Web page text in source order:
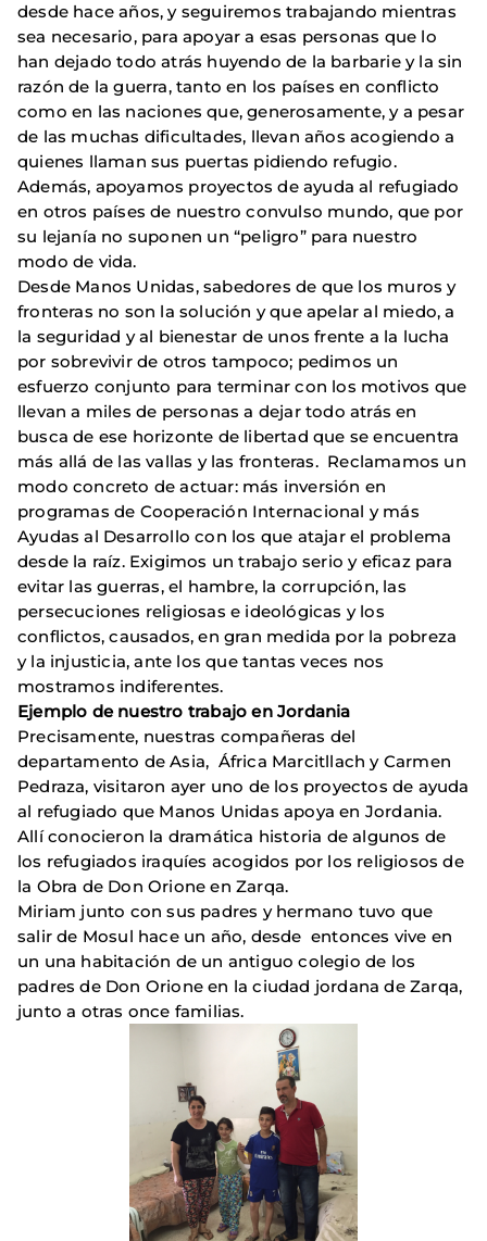
desde hace años, y seguiremos trabajando mientras
sea necesario, para apoyar a esas personas que lo
han dejado todo atrás huyendo de la barbarie y la sin
razón de la guerra, tanto en los países en conflicto
como en las naciones que, generosamente, y a pesar
de las muchas dificultades, llevan años acogiendo a
quienes llaman sus puertas pidiendo refugio.
Además, apoyamos proyectos de ayuda al refugiado
en otros países de nuestro convulso mundo, que por
su lejanía no suponen un “peligro” para nuestro
modo de vida.
Desde Manos Unidas, sabedores de que los muros y
fronteras no son la solución y que apelar al miedo, a
la seguridad y al bienestar de unos frente a la lucha
por sobrevivir de otros tampoco; pedimos un
esfuerzo conjunto para terminar con los motivos que
llevan a miles de personas a dejar todo atrás en
busca de ese horizonte de libertad que se encuentra
más allá de las vallas y las fronteras. Reclamamos un
modo concreto de actuar: más inversión en
programas de Cooperación Internacional y más
Ayudas al Desarrollo con los que atajar el problema
desde la raíz. Exigimos un trabajo serio y eficaz para
evitar las guerras, el hambre, la corrupción, las
persecuciones religiosas e ideológicas y los
conflictos, causados, en gran medida por la pobreza
y la injusticia, ante los que tantas veces nos
mostramos indiferentes.
Ejemplo de nuestro trabajo en Jordania
Precisamente, nuestras compañeras del
departamento de Asia, África Marcitllach y Carmen
Pedraza, visitaron ayer uno de los proyectos de ayuda
al refugiado que Manos Unidas apoya en Jordania.
Allí conocieron la dramática historia de algunos de
los refugiados iraquíes acogidos por los religiosos de
la Obra de Don Orione en Zarqa.
Miriam junto con sus padres y hermano tuvo que
salir de Mosul hace un año, desde entonces vive en
un una habitación de un antiguo colegio de los
padres de Don Orione en la ciudad jordana de Zarqa,
junto a otras once familias.